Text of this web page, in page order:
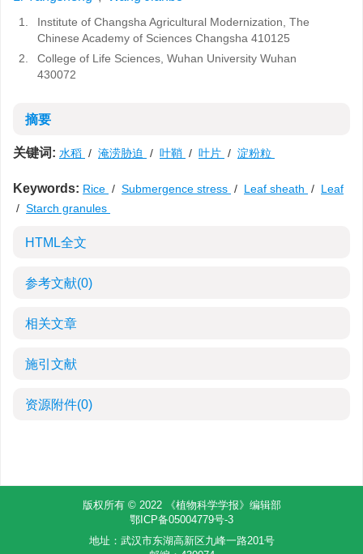
1.
Institute of Changsha Agricultural Modernization, The
Chinese Academy of Sciences Changsha 410125
2.
College of Life Sciences, Wuhan University Wuhan
430072
摘要
关键词: 水稻 / 淹涝胁迫 / 叶鞘 / 叶片 / 淀粉粒
Keywords: Rice / Submergence stress / Leaf sheath / Leaf
/ Starch granules
HTML全文
参考文献(0)
相关文章
施引文献
资源附件(0)
版权所有 © 2022 《植物科学学报》编辑部
鄂ICP备05004779号-3
地址：武汉市东湖高新区九峰一路201号